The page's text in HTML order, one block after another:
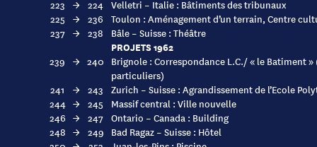
223 → 224 Velletri – Italie : Bâtiments des tribunaux
225 → 236 Toulon : Aménagement d’un terrain, Centre
237 → 238 Bâle – Suisse : Théâtre
PROJETS 1962
239 → 240 Brignole : Correspondance L.C./ « le Batiment
particuliers)
241
→ 243 Zurich – Suisse : Agrandissement de l’Ecole
244 → 245
Massif central : Ville nouvelle
246 → 247 Ontario – Canada : Building
248 → 249 Bad Ragaz – Suisse : Hôtel